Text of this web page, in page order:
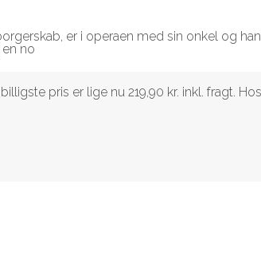
er i operaen med sin onkel og
no
pris er lige nu 219,90 kr. inkl. fragt.